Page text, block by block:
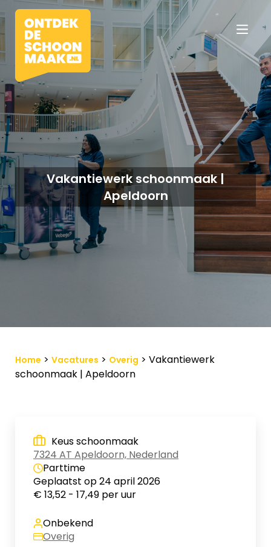
Vakantiewerk schoonmaak |
Apeldoorn
Home > Vacatures > Overig > Vakantiewerk
schoonmaak | Apeldoorn
Keus schoonmaak
7324 AT Apeldoorn, Nederland
Parttime
Geplaatst op 24 april 2026
€ 13,52 - 17,49 per uur
Onbekend
Overig
Vacatures
Beroepen
Werkomgevingen
Opleidingen
Werkgevers
Bewaarde vacatures